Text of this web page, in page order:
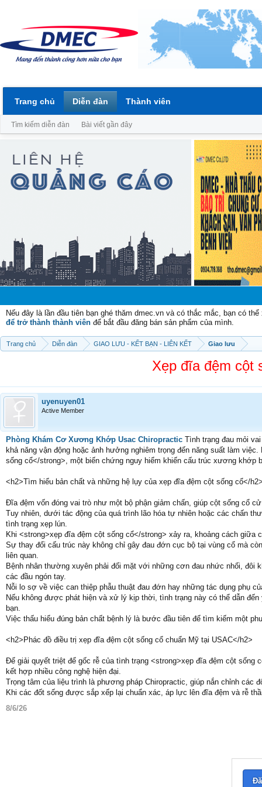
Nếu đây là lần đầu tiên bạn ghé thăm dmec.vn và có thắc mắc, bạn có
để trở thành thành viên để bắt đầu đăng bán sản phẩm của mình.
Trang chủ Diễn đàn GIAO LƯU - KẾT BẠN - LIÊN KẾT Giao lưu
Xẹp đĩa đệm cột
uyenuyen01
Active Member
Phòng Khám Cơ Xương Khớp Usac Chiropractic Tình trạng đau mỏi
khả năng vận động hoặc ảnh hưởng nghiêm trọng đến năng suất làm
sống cổ</strong>, một biến chứng nguy hiểm khiến cấu trúc xương khớp
<h2>Tìm hiểu bản chất và những hệ lụy của xẹp đĩa đệm cột sống cổ</
Đĩa đệm vốn đóng vai trò như một bộ phận giảm chấn, giúp cột sống cổ
Tuy nhiên, dưới tác động của quá trình lão hóa tự nhiên hoặc các chấn
tình trạng xẹp lún.
Khi <strong>xẹp đĩa đệm cột sống cổ</strong> xảy ra, khoảng cách
Sự thay đổi cấu trúc này không chỉ gây đau đớn cục bộ tại vùng cổ mà
liên quan.
Bệnh nhân thường xuyên phải đối mặt với những cơn đau nhức nhối, đôi
các đầu ngón tay.
Nỗi lo sợ về việc can thiệp phẫu thuật đau đớn hay những tác dụng phụ
Nếu không được phát hiện và xử lý kịp thời, tình trạng này có thể dẫn
bạn.
Việc thấu hiểu đúng bản chất bệnh lý là bước đầu tiên để tìm kiếm một
<h2>Phác đồ điều trị xẹp đĩa đệm cột sống cổ chuẩn Mỹ tại USAC</h2>
Để giải quyết triệt để gốc rễ của tình trạng <strong>xẹp đĩa đệm cột sống
kết hợp nhiều công nghệ hiện đại.
Trọng tâm của liệu trình là phương pháp Chiropractic, giúp nắn chỉnh các
Khi các đốt sống được sắp xếp lại chuẩn xác, áp lực lên đĩa đệm và rễ
8/6/26
Trang chủ Diễn đàn
Tìm kiếm diễn đàn Bài viết gần đây
Thành viên